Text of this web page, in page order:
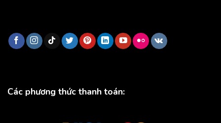
Các phương thức thanh toán: